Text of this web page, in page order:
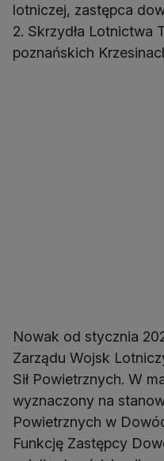
lotniczej, zastępca
2. Skrzydła Lotnictwa
poznańskich
Nowak od stycznia
Zarządu Wojsk
Sił Powietrznych. W
wyznaczony na
Powietrznych w
Funkcję Zastępcy